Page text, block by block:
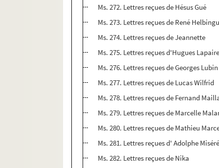
Ms. 272. Lettres reçues de Hésus Gué
Ms. 273. Lettres reçues de René
Ms. 274. Lettres reçues de Jeannette
Ms. 275. Lettres reçues d'Hugues
Ms. 276. Lettres reçues de Georges Lubin
Ms. 277. Lettres reçues de Lucas Wilfrid
Ms. 278. Lettres reçues de Fernand
Ms. 279. Lettres reçues de Marcelle
Ms. 280. Lettres reçues de Mathieu
Ms. 281. Lettres reçues d' Adolphe
Ms. 282. Lettres reçues de Nika